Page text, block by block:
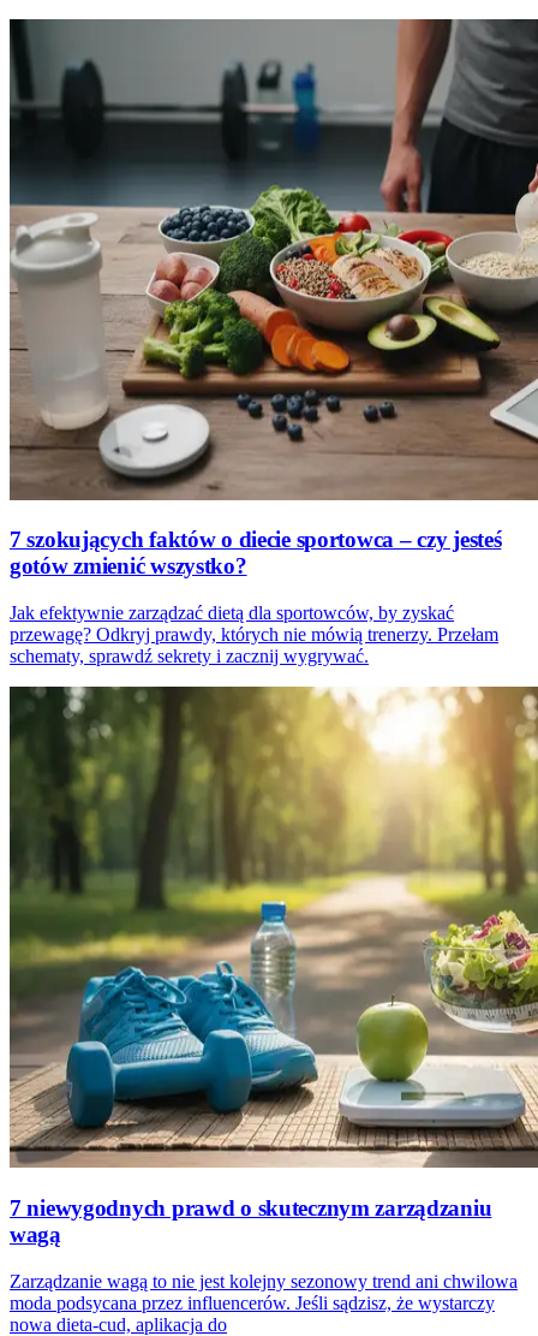
7 szokujących faktów o diecie sportowca – czy jesteś
gotów zmienić wszystko?
Jak efektywnie zarządzać dietą dla sportowców, by zyskać
przewagę? Odkryj prawdy, których nie mówią trenerzy. Przełam
schematy, sprawdź sekrety i zacznij wygrywać.
7 niewygodnych prawd o skutecznym zarządzaniu
wagą
Zarządzanie wagą to nie jest kolejny sezonowy trend ani chwilowa
moda podsycana przez influencerów. Jeśli sądzisz, że wystarczy
nowa dieta-cud, aplikacja do